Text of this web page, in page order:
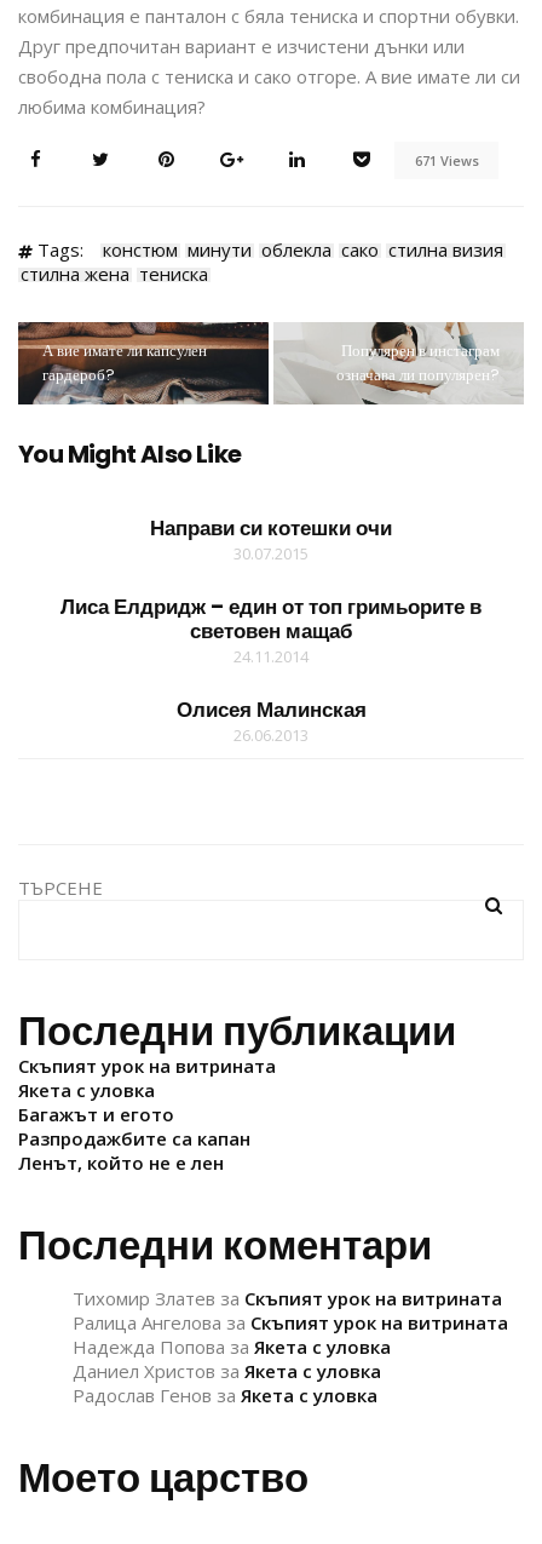
комбинация е панталон с бяла тениска и спортни обувки.
Друг предпочитан вариант е изчистени дънки или
свободна пола с тениска и сако отгоре. А вие имате ли си
любима комбинация?
671 Views
Tags: констюм минути облекла сако стилна визия
стилна жена тениска
А вие имате ли капсулен
гардероб?
Популярен в инстаграм
означава ли популярен?
You Might Also Like
Направи си котешки очи
30.07.2015
Лиса Елдридж – един от топ гримьорите в
световен мащаб
24.11.2014
Олисея Малинская
26.06.2013
ТЪРСЕНЕ
Последни публикации
Скъпият урок на витрината
Якета с уловка
Багажът и егото
Разпродажбите са капан
Ленът, който не е лен
Последни коментари
Тихомир Златев за Скъпият урок на витрината
Ралица Ангелова за Скъпият урок на витрината
Надежда Попова за Якета с уловка
Даниел Христов за Якета с уловка
Радослав Генов за Якета с уловка
Моето царство